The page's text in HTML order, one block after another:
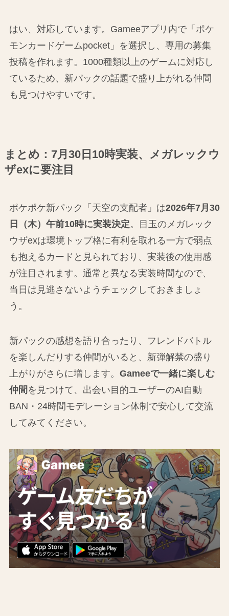
はい、対応しています。Gameeアプリ内で「ポケ
モンカードゲームpocket」を選択し、専用の募集
投稿を作れます。1000種類以上のゲームに対応し
ているため、新パックの話題で盛り上がれる仲間
も見つけやすいです。
まとめ：7月30日10時実装、メガレックウ
ザexに要注目
ポケポケ新パック「天空の支配者」は2026年7月30
日（木）午前10時に実装決定。目玉のメガレック
ウザexは環境トップ格に有利を取れる一方で弱点
も抱えるカードと見られており、実装後の使用感
が注目されます。通常と異なる実装時間なので、
当日は見逃さないようチェックしておきましょ
う。
新パックの感想を語り合ったり、フレンドバトル
を楽しんだりする仲間がいると、新弾解禁の盛り
上がりがさらに増します。 Gameeで一緒に楽しむ
仲間 を見つけて、出会い目的ユーザーのAI自動
BAN・24時間モデレーション体制で安心して交流
してみてください。